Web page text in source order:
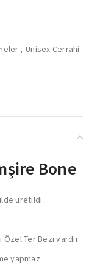
, Unisex Cerrahi
Bone
üretildi.
Özel Ter Bezi vardır.
yapmaz.